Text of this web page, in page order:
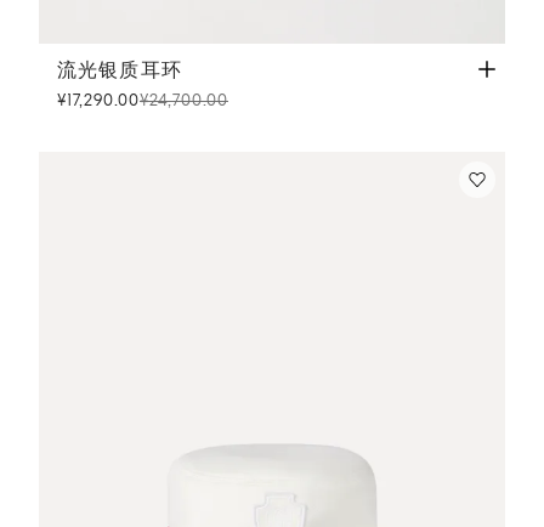
流光银质耳环 银色
流光银质耳环
¥17,290.00¥24,700.00